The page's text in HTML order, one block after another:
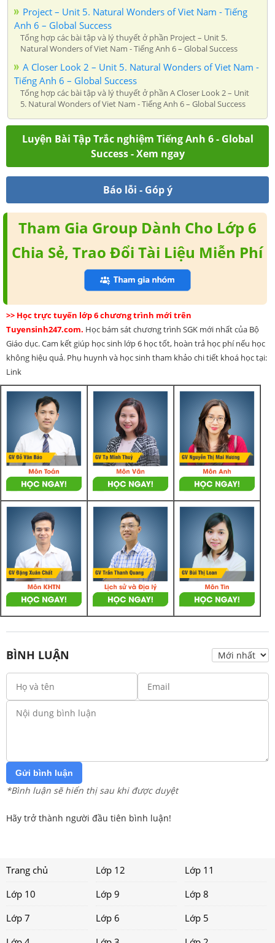
Project – Unit 5. Natural Wonders of Viet Nam - Tiếng
Anh 6 – Global Success
Tổng hợp các bài tập và lý thuyết ở phần Project – Unit 5.
Natural Wonders of Viet Nam - Tiếng Anh 6 – Global Success
A Closer Look 2 – Unit 5. Natural Wonders of Viet Nam -
Tiếng Anh 6 – Global Success
Tổng hợp các bài tập và lý thuyết ở phần A Closer Look 2 – Unit
5. Natural Wonders of Viet Nam - Tiếng Anh 6 – Global Success
Luyện Bài Tập Trắc nghiệm Tiếng Anh 6 - Global
Success - Xem ngay
Báo lỗi - Góp ý
Tham Gia Group Dành Cho Lớp 6
Chia Sẻ, Trao Đổi Tài Liệu Miễn Phí
>> Học trực tuyến lớp 6 chương trình mới trên
Tuyensinh247.com. Học bám sát chương trình SGK mới nhất của Bộ
Giáo dục. Cam kết giúp học sinh lớp 6 học tốt, hoàn trả học phí nếu học
không hiệu quả. Phụ huynh và học sinh tham khảo chi tiết khoá học tại:
Link
BÌNH LUẬN
Gửi bình luận
*Bình luận sẽ hiển thị sau khi được duyệt
Hãy trở thành người đầu tiên bình luận!
Trang chủ Lớp 12
Lớp 11
Lớp 10
Lớp 9
Lớp 8
Lớp 7
Lớp 6
Lớp 5